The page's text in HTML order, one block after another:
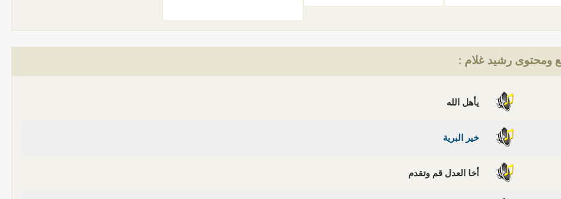
ومحتوى رشيد غلام :
يأهل الله
خير البرية
أخا العدل قم وتقدم